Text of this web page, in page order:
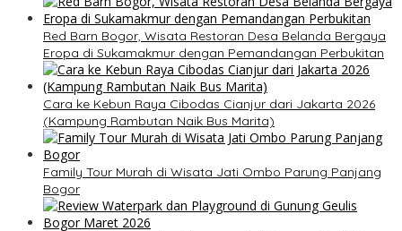
Red Barn Bogor, Wisata Restoran Desa Belanda Bergaya
Eropa di Sukamakmur dengan Pemandangan Perbukitan
Cara ke Kebun Raya Cibodas Cianjur dari Jakarta 2026
(Kampung Rambutan Naik Bus Marita)
Family Tour Murah di Wisata Jati Ombo Parung Panjang
Bogor